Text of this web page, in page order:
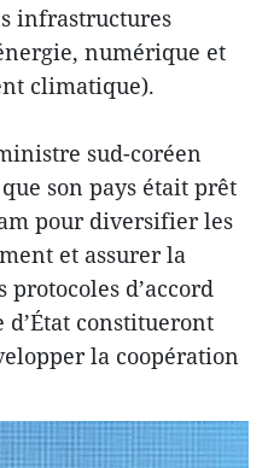
infrastructures
numérique et
climatique).
sud-coréen
son pays était prêt
pour diversifier les
et assurer la
d’accord
d’État constitueront
la coopération